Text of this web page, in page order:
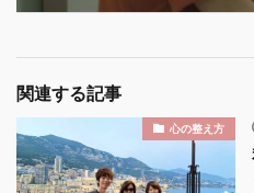
関連する記事
心の整え方